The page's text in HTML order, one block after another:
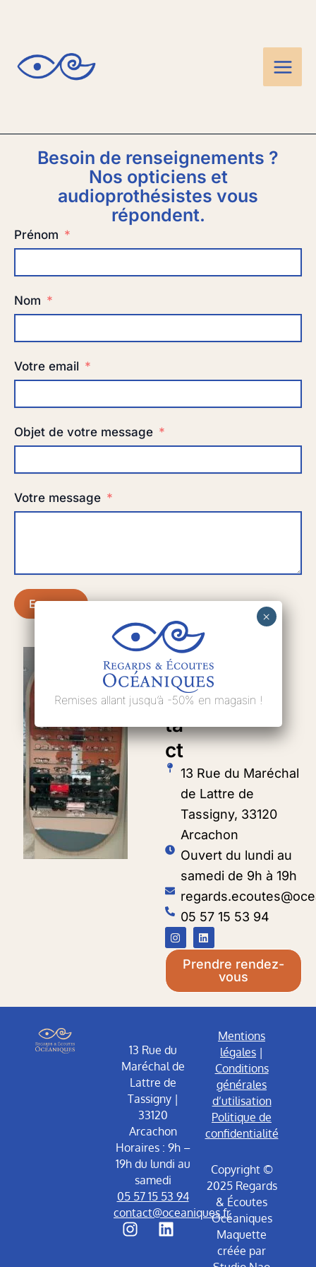
Besoin de renseignements ?
Nos opticiens et
audioprothésistes vous
répondent.
Prénom
Nom
Votre email
Objet de votre message
Votre message
Envoyer
C
on
ta
ct
13 Rue du Maréchal
de Lattre de
Tassigny, 33120
Arcachon
Ouvert du lundi au
samedi de 9h à 19h
05 57 15 53 94
I
n
s
r
a
L
i
n
k
i
n
Prendre rendez-
vous
13 Rue du
Maréchal de
Lattre de
Tassigny |
33120
Arcachon
Horaires : 9h –
19h du lundi au
samedi
05 57 15 53 94
contact@oceaniques.fr
Mentions
légales |
Conditions
générales
d’utilisation
Politique de
confidentialité
Copyright ©
2025 Regards
& Écoutes
Océaniques
Maquette
créée par
Remises allant jusqu’à -50% en magasin !